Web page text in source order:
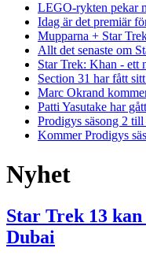
LEGO-rykten pekar
Idag är det premiär
Mupparna + Star
Allt det senaste om
Star Trek: Khan - ett
Section 31 har fått
Marc Okrand
Patti Yasutake har
Prodigys säsong 2
Kommer Prodigys
Nyhet
Star Trek 13
Dubai